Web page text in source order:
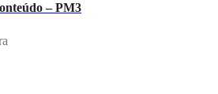
– PM3